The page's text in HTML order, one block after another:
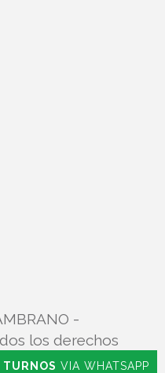
-
los derechos
TURNOS VIA WHATSAPP